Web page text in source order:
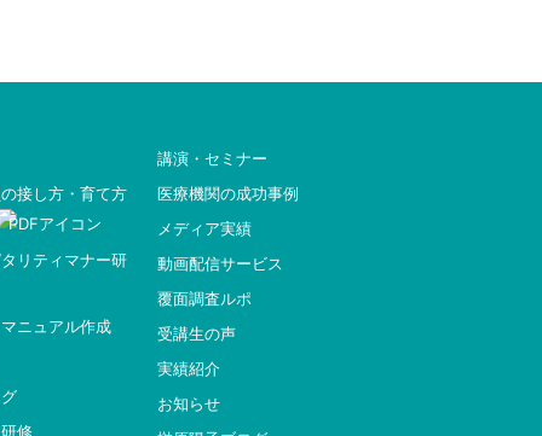
接し方・育て方
リティマナー研
ニュアル作成
修
講演・セミナー
医療機関の成功事例
メディア実績
動画配信サービス
覆面調査ルポ
受講生の声
実績紹介
お知らせ